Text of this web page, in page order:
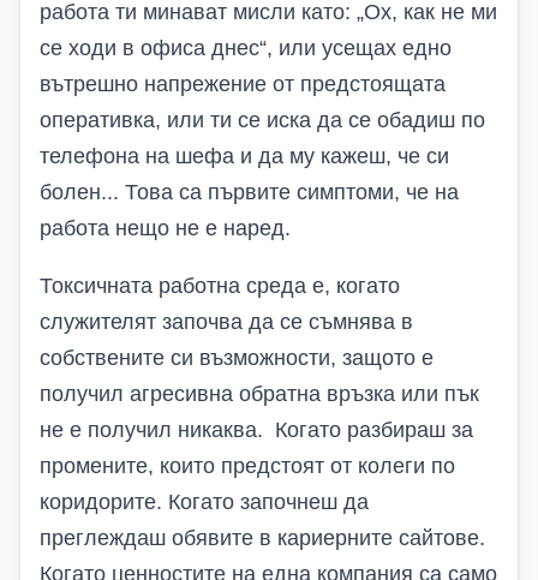
работа ти минават мисли като: „Ох, как не ми
се ходи в офиса днес“, или усещах едно
вътрешно напрежение от предстоящата
оперативка, или ти се иска да се обадиш по
телефона на шефа и да му кажеш, че си
болен... Това са първите симптоми, че на
работа нещо не е наред.
Токсичната работна среда е, когато
служителят започва да се съмнява в
собствените си възможности, защото е
получил агресивна обратна връзка или пък
не е получил никаква. Когато разбираш за
промените, които предстоят от колеги по
коридорите. Когато започнеш да
преглеждаш обявите в кариерните сайтове.
Когато ценностите на една компания са само